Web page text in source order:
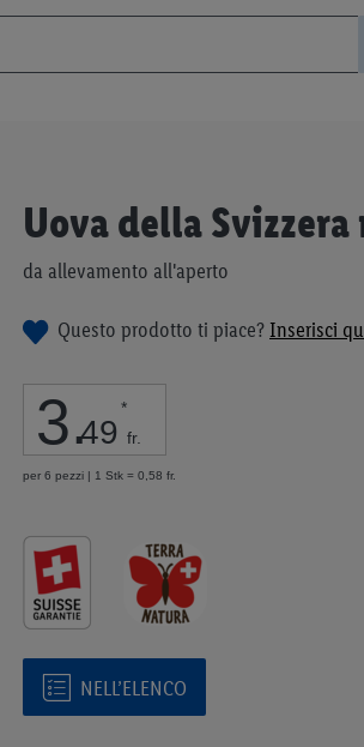
Uova della
da allevamento all'aperto
Questo prodotto ti piace?Inserisci
3.49
*
fr.
per 6 pezzi | 1 Stk = 0,58 fr.
NELL’ELENCO